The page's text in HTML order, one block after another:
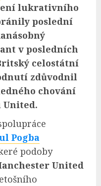
lukrativního
poslední
v posledních
celostátní
zdůvodnil
chování
United.
Pogba
podoby
United